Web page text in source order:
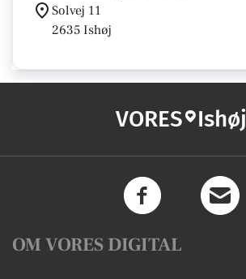
Solvej 11
2635 Ishøj
VORES Ishøj
OM VORES DIGITAL